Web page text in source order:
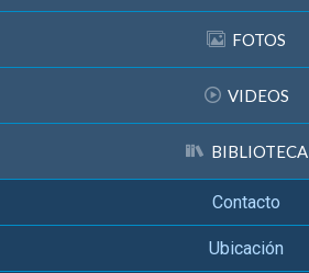
FOTOS
VIDEOS
BIBLIOTECA
Contacto
Ubicación